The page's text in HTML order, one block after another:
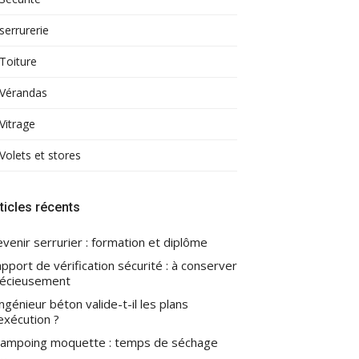
serrurerie
Toiture
Vérandas
Vitrage
Volets et stores
récents
serrurier : formation et diplôme
de vérification sécurité : à conserver
béton valide-t-il les plans
?
moquette : temps de séchage